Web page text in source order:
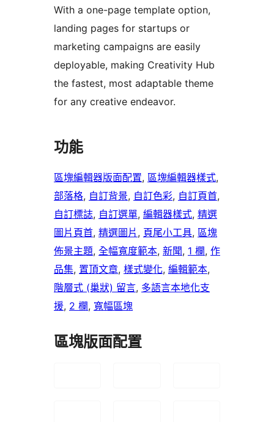
With a one-page template option,
landing pages for startups or
marketing campaigns are easily
deployable, making Creativity Hub
the fastest, most adaptable theme
for any creative endeavor.
功能
區塊編輯器版面配置, 區塊編輯器樣式
部落格, 自訂背景, 自訂色彩, 自訂頁首
自訂標誌, 自訂選單, 編輯器樣式, 精選
圖片頁首, 精選圖片 , 頁尾小工具, 區塊
佈景主題, 全幅寬度範本, 新聞, 1 欄, 作
品集, 置頂文章, 樣式變化, 編輯範本
階層式 (巢狀) 留言, 多語言本地化支
援, 2 欄, 寬幅區塊
區塊版面配置